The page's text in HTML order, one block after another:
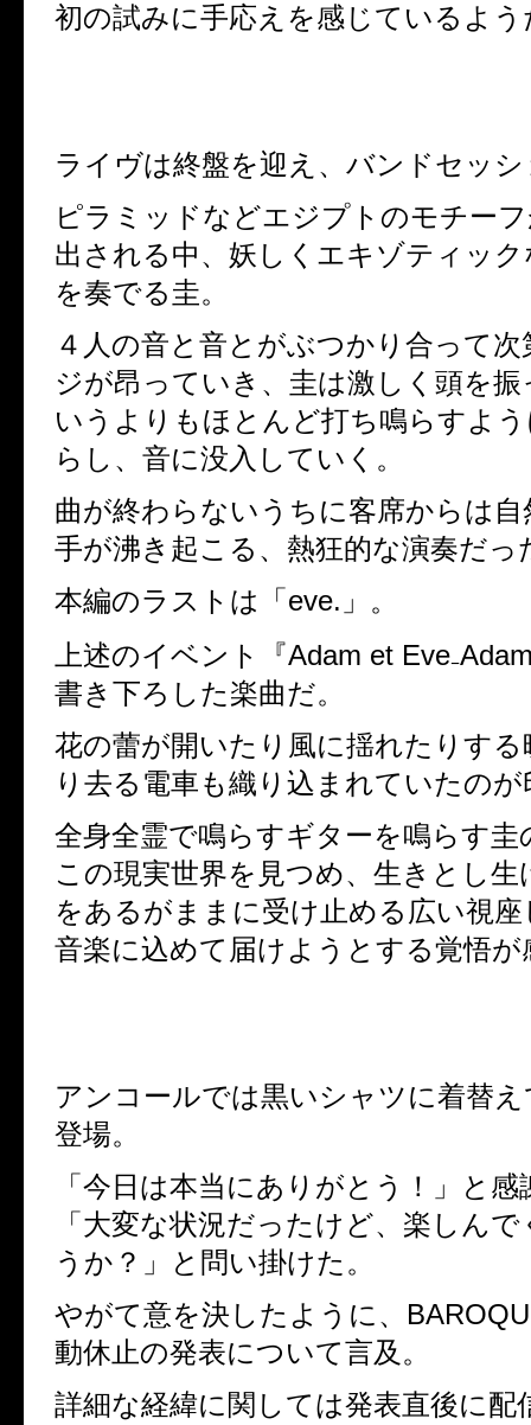
初の試みに手応えを感じているよ
ライヴは終盤を迎え、バンドセッ
ピラミッドなどエジプトのモチー
出される中、妖しくエキゾティッ
を奏でる圭。
４人の音と音とがぶつかり合って
ジが昂っていき、圭は激しく頭を
いうよりもほとんど打ち鳴らすよ
らし、音に没入していく。
曲が終わらないうちに客席からは自
手が沸き起こる、熱狂的な演奏だっ
本編のラストは「 eve. 」。
上述のイベント『Adam et Eve₋
書き下ろした楽曲だ。
花の蕾が開いたり風に揺れたりする
り去る電車も織り込まれていたのが
全身全霊で鳴らすギターを鳴らす圭
この現実世界を見つめ、生きとし生
をあるがままに受け止める広い視
音楽に込めて届けようとする覚悟
アンコールでは黒いシャツに着替
登場。
「今日は本当にありがとう！」と
「大変な状況だったけど、楽しん
うか？」と問い掛けた。
やがて意を決したように、
動休止の発表について言及。
詳細な経緯に関しては発表直後に配